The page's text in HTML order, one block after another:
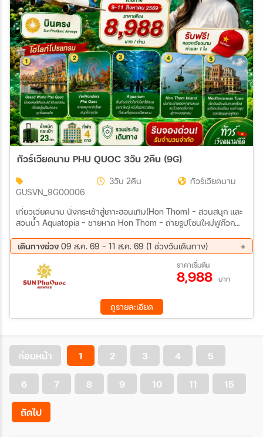
18 พ.ย. 69 - 21 พ.ย. 69
19 พ.ย. 69 - 22 พ.ย. 69
20 พ.ย. 69 - 23 พ.ย. 69
21 พ.ย. 69 - 24 พ.ย. 69
23 พ.ย. 69 - 26 พ.ย. 69
25 พ.ย. 69 - 28 พ.ย. 69
26 พ.ย. 69 - 29 พ.ย. 69
27 พ.ย. 69 - 30 พ.ย. 69
29 พ.ย. 69 - 02 ธ.ค. 69
01 ธ.ค. 69 - 04 ธ.ค. 69
02 ธ.ค. 69 - 05 ธ.ค. 69
05 ธ.ค. 69 - 08 ธ.ค. 69
08 ธ.ค. 69 - 11 ธ.ค. 69
09 ธ.ค. 69 - 12 ธ.ค. 69
12 ธ.ค. 69 - 15 ธ.ค. 69
13 ธ.ค. 69 - 16 ธ.ค. 69
15 ธ.ค. 69 - 18 ธ.ค. 69
16 ธ.ค. 69 - 19 ธ.ค. 69
17 ธ.ค. 69 - 20 ธ.ค. 69
19 ธ.ค. 69 - 22 ธ.ค. 69
20 ธ.ค. 69 - 23 ธ.ค. 69
22 ธ.ค. 69 - 25 ธ.ค. 69
23 ธ.ค. 69 - 26 ธ.ค. 69
24 ธ.ค. 69 - 27 ธ.ค. 69
29 ธ.ค. 69 - 01 ม.ค. 70
02 ม.ค. 70 - 05 ม.ค. 70
06 ม.ค. 70 - 09 ม.ค. 70
07 ม.ค. 70 - 10 ม.ค. 70
10 ม.ค. 70 - 13 ม.ค. 70
14 ม.ค. 70 - 17 ม.ค. 70
16 ม.ค. 70 - 19 ม.ค. 70
19 ม.ค. 70 - 22 ม.ค. 70
21 ม.ค. 70 - 24 ม.ค. 70
26 ม.ค. 70 - 29 ม.ค. 70
27 ม.ค. 70 - 30 ม.ค. 70
28 ม.ค. 70 - 31 ม.ค. 70
30 ม.ค. 70 - 02 ก.พ. 70
02 ก.พ. 70 - 05 ก.พ. 70
06 ก.พ. 70 - 09 ก.พ. 70
09 ก.พ. 70 - 12 ก.พ. 70
13 ก.พ. 70 - 16 ก.พ. 70
19 ก.พ. 70 - 22 ก.พ. 70
23 ก.พ. 70 - 26 ก.พ. 70
24 ก.พ. 70 - 27 ก.พ. 70
28 ก.พ. 70 - 03 มี.ค 70
02 มี.ค 70 - 05 มี.ค 70
03 มี.ค 70 - 06 มี.ค 70
04 มี.ค 70 - 07 มี.ค 70
06 มี.ค 70 - 09 มี.ค 70
07 มี.ค 70 - 10 มี.ค 70
09 มี.ค 70 - 12 มี.ค 70
11 มี.ค 70 - 14 มี.ค 70
13 มี.ค 70 - 16 มี.ค 70
14 มี.ค 70 - 17 มี.ค 70
16 มี.ค 70 - 19 มี.ค 70
20 มี.ค 70 - 23 มี.ค 70
ทัวร์เวียดนาม PHU QUOC 3วัน 2คืน (9G)
GUSVN_9G00006
3วัน 2คืน ทัวร์เวียดนาม
เที่ยวเวียดนาม นั่งกระเช้าสู่เกาะฮอนเทิม(Hon Thom) - สวนสนุก และ
สวนน้ำ Aquatopia - ชายหาด Hon Thom - ถ่ายรูปโซนใหม่ฟูก๊วก
สนุกและสวนน้ำ VINWONDER - AQUARIUM - GRAND WORLD
PHU QUOC -ชมบ้านไม่ไผ่ - หมู่บ้าน VENICE - อิสระเล่นคาซิโนที่
CORONA CASINO
เดินทางช่วง 09 ส.ค. 69 - 11 ส.ค. 69 (1 ช่วงวันเดินทาง)
ราคาเริ่มต้น
8,988 บาท
ดูรายละเอียด
ก่อนหน้า 1 2 3 4 5
6 7 8 9 10 11 15
ถัดไป